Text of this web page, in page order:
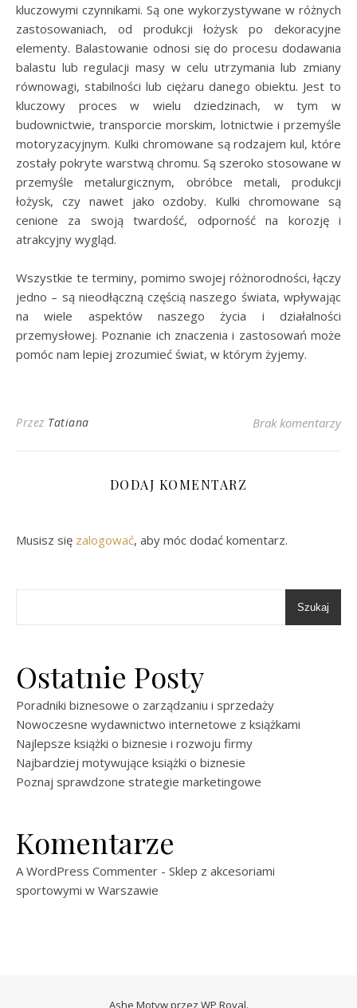
kluczowymi czynnikami. Są one wykorzystywane w różnych
zastosowaniach, od produkcji łożysk po dekoracyjne
elementy. Balastowanie odnosi się do procesu dodawania
balastu lub regulacji masy w celu utrzymania lub zmiany
równowagi, stabilności lub ciężaru danego obiektu. Jest to
kluczowy proces w wielu dziedzinach, w tym w
budownictwie, transporcie morskim, lotnictwie i przemyśle
motoryzacyjnym. Kulki chromowane są rodzajem kul, które
zostały pokryte warstwą chromu. Są szeroko stosowane w
przemyśle metalurgicznym, obróbce metali, produkcji
łożysk, czy nawet jako ozdoby. Kulki chromowane są
cenione za swoją twardość, odporność na korozję i
atrakcyjny wygląd.
Wszystkie te terminy, pomimo swojej różnorodności, łączy
jedno – są nieodłączną częścią naszego świata, wpływając
na wiele aspektów naszego życia i działalności
przemysłowej. Poznanie ich znaczenia i zastosowań może
pomóc nam lepiej zrozumieć świat, w którym żyjemy.
Przez Tatiana Brak komentarzy
DODAJ KOMENTARZ
Musisz się zalogować, aby móc dodać komentarz.
Szukaj
Ostatnie Posty
Poradniki biznesowe o zarządzaniu i sprzedaży
Nowoczesne wydawnictwo internetowe z książkami
Najlepsze książki o biznesie i rozwoju firmy
Najbardziej motywujące książki o biznesie
Poznaj sprawdzone strategie marketingowe
Komentarze
A WordPress Commenter - Sklep z akcesoriami
sportowymi w Warszawie
Ashe Motyw przez WP Royal.